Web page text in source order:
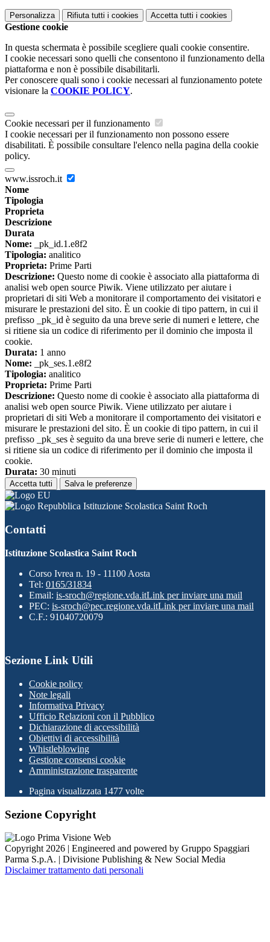
Personalizza Rifiuta tutti i cookies Accetta tutti i cookies
Gestione cookie
In questa schermata è possibile scegliere quali cookie consentire.
I cookie necessari sono quelli che consentono il funzionamento della
piattaforma e non è possibile disabilitarli.
Per conoscere quali sono i cookie necessari al funzionamento potete
visionare la COOKIE POLICY.
Cookie necessari per il funzionamento
I cookie necessari per il funzionamento non possono essere
disabilitati. È possibile consultare l'elenco nella pagina della cookie
policy.
www.issroch.it
Nome
Tipologia
Proprieta
Descrizione
Durata
Nome: _pk_id.1.e8f2
Tipologia: analitico
Proprieta: Prime Parti
Descrizione: Questo nome di cookie è associato alla piattaforma di
analisi web open source Piwik. Viene utilizzato per aiutare i
proprietari di siti Web a monitorare il comportamento dei visitatori e
misurare le prestazioni del sito. È un cookie di tipo pattern, in cui il
prefisso _pk_id è seguito da una breve serie di numeri e lettere, che
si ritiene sia un codice di riferimento per il dominio che imposta il
cookie.
Durata: 1 anno
Nome: _pk_ses.1.e8f2
Tipologia: analitico
Proprieta: Prime Parti
Descrizione: Questo nome di cookie è associato alla piattaforma di
analisi web open source Piwik. Viene utilizzato per aiutare i
proprietari di siti Web a monitorare il comportamento dei visitatori e
misurare le prestazioni del sito. È un cookie di tipo pattern, in cui il
prefisso _pk_ses è seguito da una breve serie di numeri e lettere, che
si ritiene sia un codice di riferimento per il dominio che imposta il
cookie.
Durata: 30 minuti
Accetta tutti Salva le preferenze
Istituzione Scolastica Saint Roch
Contatti
Istituzione Scolastica Saint Roch
Corso Ivrea n. 19 - 11100 Aosta
Tel: 0165/31834
Email: is-sroch@regione.vda.itLink per inviare una mail
PEC: is-sroch@pec.regione.vda.itLink per inviare una mail
C.F.: 91040720079
Sezione Link Utili
Cookie policy
Note legali
Informativa Privacy
Ufficio Relazioni con il Pubblico
Dichiarazione di accessibilità
Obiettivi di accessibilità
Whistleblowing
Gestione consensi cookie
Amministrazione trasparente
Pagina visualizzata 1477 volte
Sezione Copyright
Copyright 2026 | Engineered and powered by Gruppo Spaggiari
Parma S.p.A. | Divisione Publishing & New Social Media
Disclaimer trattamento dati personali